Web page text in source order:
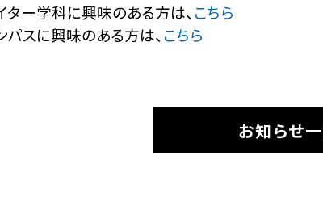
ター学科に興味のある方は、 こちら
パスに興味のある方は、 こちら
お知らせ